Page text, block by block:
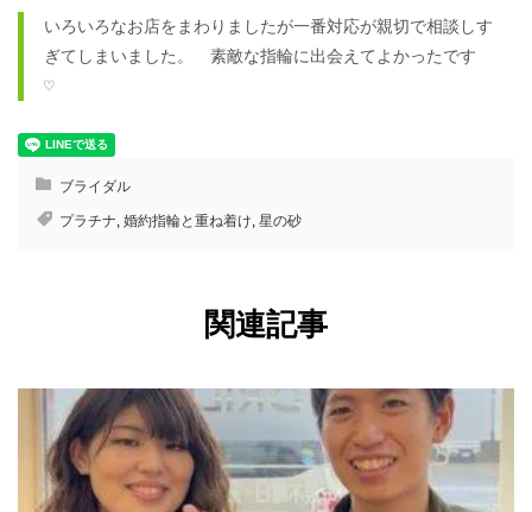
いろいろなお店をまわりましたが一番対応が親切で相談しす
ぎてしまいました。　素敵な指輪に出会えてよかったです
♡
ブライダル
プラチナ, 婚約指輪と重ね着け, 星の砂
関連記事